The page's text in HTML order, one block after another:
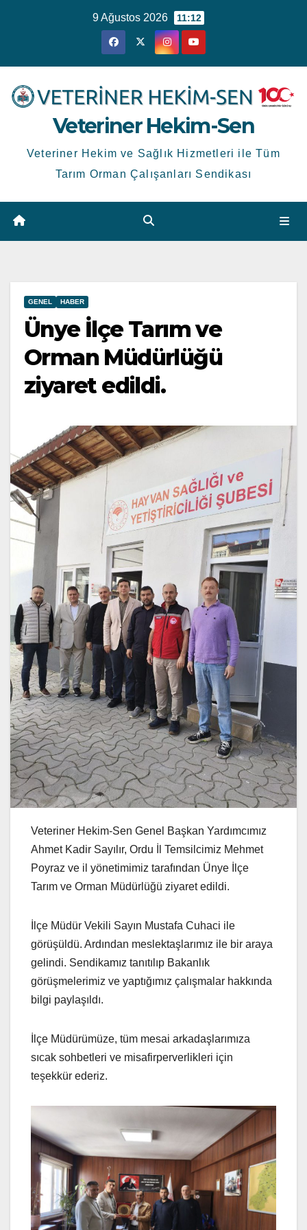
9 Ağustos 2026 11:12
Veteriner Hekim-Sen
Veteriner Hekim ve Sağlık Hizmetleri ile Tüm
Tarım Orman Çalışanları Sendikası
GENEL HABER
Ünye İlçe Tarım ve
Orman Müdürlüğü
ziyaret edildi.
Veteriner Hekim-Sen Genel Başkan Yardımcımız
Ahmet Kadir Sayılır, Ordu İl Temsilcimiz Mehmet
Poyraz ve il yönetimimiz tarafından Ünye İlçe
Tarım ve Orman Müdürlüğü ziyaret edildi.
İlçe Müdür Vekili Sayın Mustafa Cuhaci ile
görüşüldü. Ardından meslektaşlarımız ile bir araya
gelindi. Sendikamız tanıtılıp Bakanlık
görüşmelerimiz ve yaptığımız çalışmalar hakkında
bilgi paylaşıldı.
İlçe Müdürümüze, tüm mesai arkadaşlarımıza
sıcak sohbetleri ve misafirperverlikleri için
teşekkür ederiz.